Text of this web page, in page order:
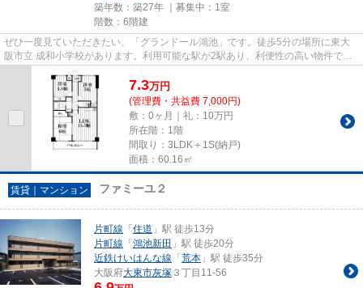
築年数：築27年 ｜募集中： 1室
階数：6階建
ぜひ一度見ていただきたい、「グランドール鴻池」です。徒歩5分の場所に東大
阪市立 成和小学校があります。利用可能な駅が2駅あり、利便性の高い物件で
す。こちらの物件は、駅へも徒歩...
7.3万円
(管理費・共益費 7,000円)
敷：0ヶ月｜礼：10万円
所在階：1階
間取り：3LDK＋1S(納戸)
面積：60.16㎡
賃貸｜マンション ファミーユ２
片町線 「 住道 」駅 徒歩13分
片町線 「 鴻池新田 」駅 徒歩20分
近鉄けいはんな線 「 荒本 」駅 徒歩35分
大阪府大東市灰塚 ３丁目11-56